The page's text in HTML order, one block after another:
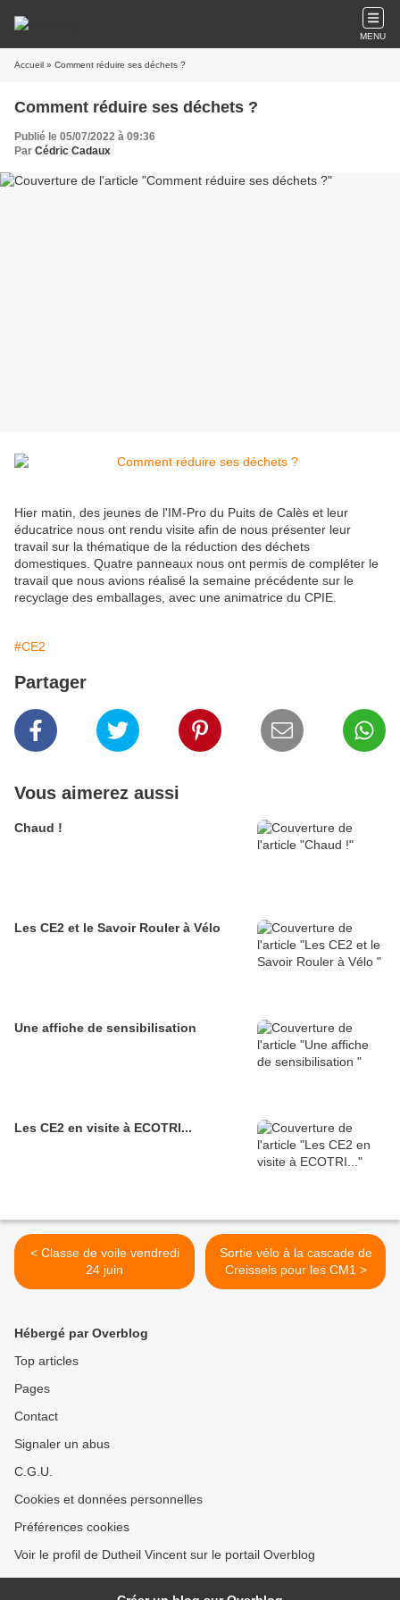
MENU
Accueil » Comment réduire ses déchets ?
Comment réduire ses déchets ?
Publié le 05/07/2022 à 09:36
Par Cédric Cadaux
Hier matin, des jeunes de l'IM-Pro du Puits de Calès et leur
éducatrice nous ont rendu visite afin de nous présenter leur
travail sur la thématique de la réduction des déchets
domestiques. Quatre panneaux nous ont permis de compléter le
travail que nous avions réalisé la semaine précédente sur le
recyclage des emballages, avec une animatrice du CPIE.
#CE2
Partager
Vous aimerez aussi
Chaud !
Les CE2 et le Savoir Rouler à Vélo
Une affiche de sensibilisation
Les CE2 en visite à ECOTRI...
< Classe de voile vendredi
24 juin
Sortie vélo à la cascade de
Creissels pour les CM1 >
Hébergé par Overblog
Top articles
Pages
Contact
Signaler un abus
C.G.U.
Cookies et données personnelles
Préférences cookies
Voir le profil de Dutheil Vincent sur le portail Overblog